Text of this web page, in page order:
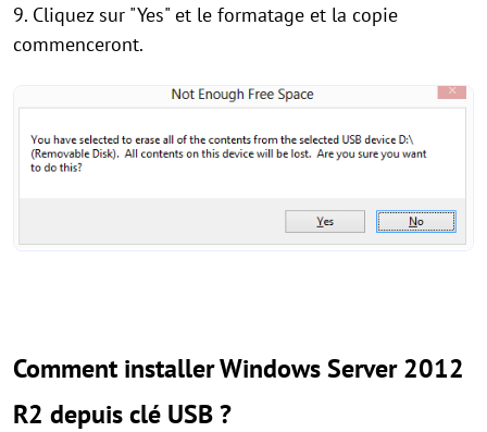
9. Cliquez sur "Yes" et le formatage et la copie
commenceront.
Comment installer Windows Server 2012
R2 depuis clé USB ?